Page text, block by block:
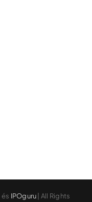
és IPOguru | All Rights